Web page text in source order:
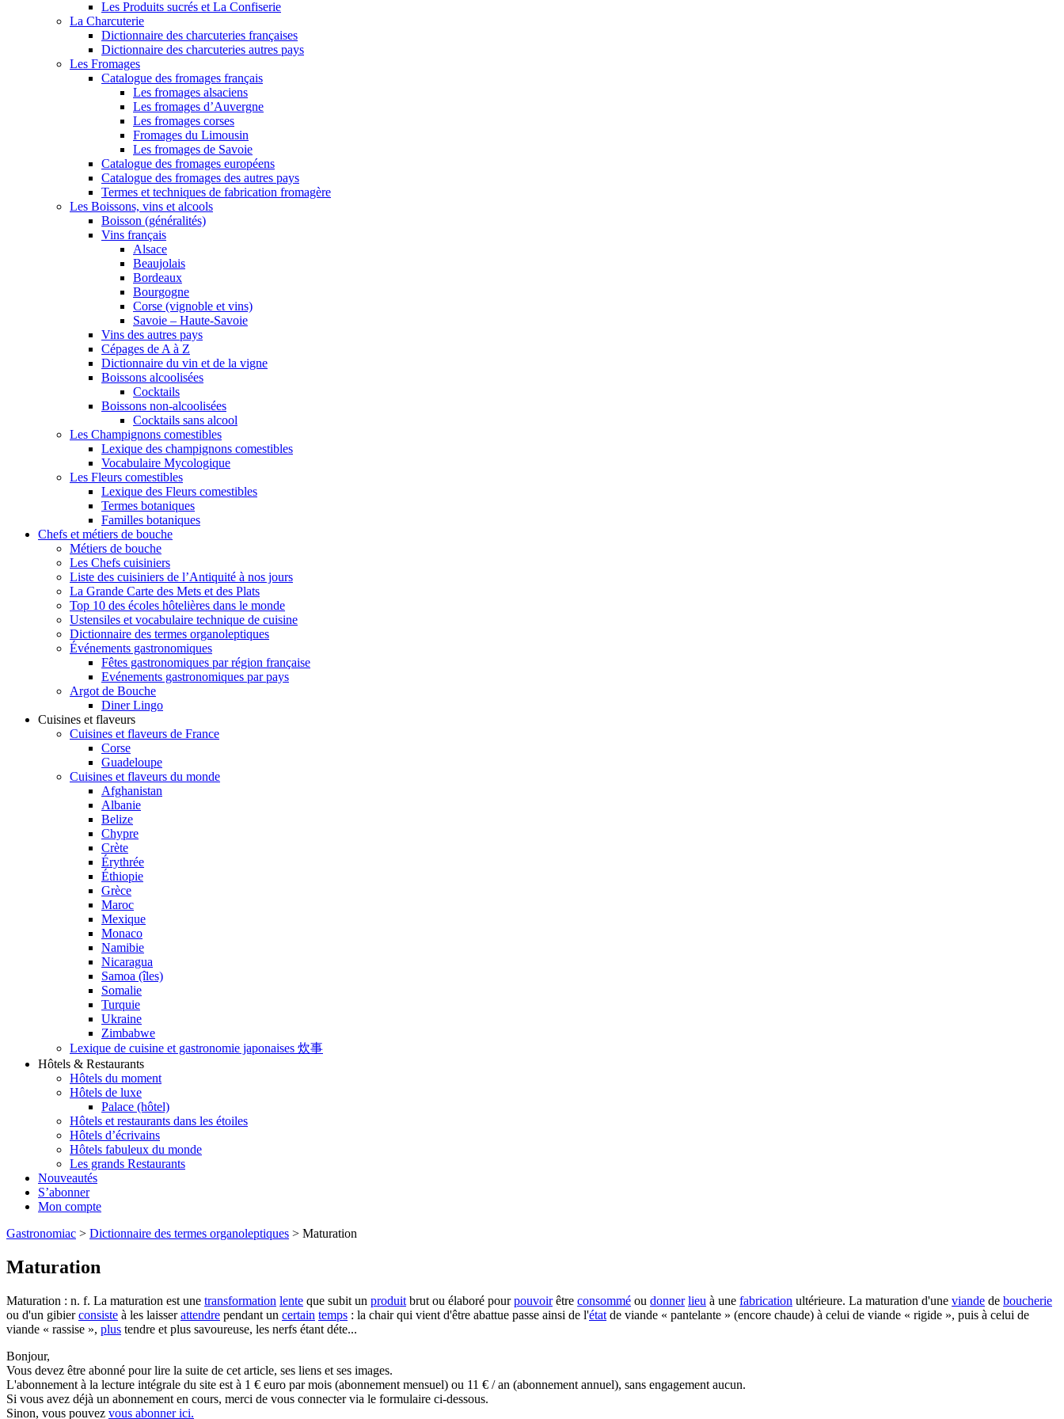
Les Produits sucrés et La Confiserie
La Charcuterie
Dictionnaire des charcuteries françaises
Dictionnaire des charcuteries autres pays
Les Fromages
Catalogue des fromages français
Les fromages alsaciens
Les fromages d’Auvergne
Les fromages corses
Fromages du Limousin
Les fromages de Savoie
Catalogue des fromages européens
Catalogue des fromages des autres pays
Termes et techniques de fabrication fromagère
Les Boissons, vins et alcools
Boisson (généralités)
Vins français
Alsace
Beaujolais
Bordeaux
Bourgogne
Corse (vignoble et vins)
Savoie – Haute-Savoie
Vins des autres pays
Cépages de A à Z
Dictionnaire du vin et de la vigne
Boissons alcoolisées
Cocktails
Boissons non-alcoolisées
Cocktails sans alcool
Les Champignons comestibles
Lexique des champignons comestibles
Vocabulaire Mycologique
Les Fleurs comestibles
Lexique des Fleurs comestibles
Termes botaniques
Familles botaniques
Chefs et métiers de bouche
Métiers de bouche
Les Chefs cuisiniers
Liste des cuisiniers de l’Antiquité à nos jours
La Grande Carte des Mets et des Plats
Top 10 des écoles hôtelières dans le monde
Ustensiles et vocabulaire technique de cuisine
Dictionnaire des termes organoleptiques
Événements gastronomiques
Fêtes gastronomiques par région française
Evénements gastronomiques par pays
Argot de Bouche
Diner Lingo
Cuisines et flaveurs
Cuisines et flaveurs de France
Corse
Guadeloupe
Cuisines et flaveurs du monde
Afghanistan
Albanie
Belize
Chypre
Crète
Érythrée
Éthiopie
Grèce
Maroc
Mexique
Monaco
Namibie
Nicaragua
Samoa (îles)
Somalie
Turquie
Ukraine
Zimbabwe
Lexique de cuisine et gastronomie japonaises 炊事
Hôtels & Restaurants
Hôtels du moment
Hôtels de luxe
Palace (hôtel)
Hôtels et restaurants dans les étoiles
Hôtels d’écrivains
Hôtels fabuleux du monde
Les grands Restaurants
Nouveautés
S’abonner
Mon compte
Gastronomiac > Dictionnaire des termes organoleptiques > Maturation
Maturation
Maturation : n. f. La maturation est une transformation lente que subit un produit brut ou élaboré pourpouvoirêtre consommé ou donner lieu à une fabrication ultérieure. La maturation d'une viande de boucherie
ou d'un gibierconsiste à les laisserattendre pendant un certain temps : la chair qui vient d'être abattue passe ainsi de l'état de viande « pantelante » (encore chaude) à celui de viande « rigide », puis à celui de
viande « rassise », plus tendre et plus savoureuse, les nerfs étant déte...
Bonjour,
Vous devez être abonné pour lire la suite de cet article, ses liens et ses images.
L'abonnement à la lecture intégrale du site est à 1 € euro par mois (abonnement mensuel) ou 11 € / an (abonnement annuel), sans engagement aucun.
Si vous avez déjà un abonnement en cours, merci de vous connecter via le formulaire ci-dessous.
Sinon, vous pouvez vous abonner ici.